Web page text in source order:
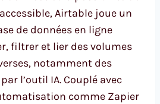
Airtable joue un
de données en ligne
filtrer et lier des volumes
notamment des
l’outil IA. Couplé avec
comme Zapier